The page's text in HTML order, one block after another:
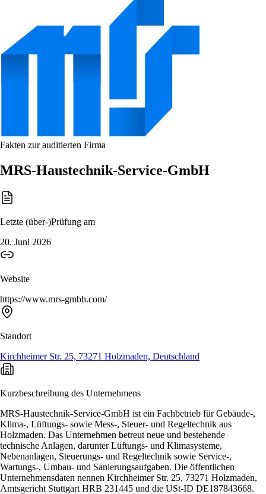
Fakten zur auditierten Firma
MRS-Haustechnik-Service-GmbH
Letzte (über-)Prüfung am
20. Juni 2026
Website
https://www.mrs-gmbh.com/
Standort
Kirchheimer Str. 25, 73271 Holzmaden, Deutschland
Kurzbeschreibung des Unternehmens
MRS-Haustechnik-Service-GmbH ist ein Fachbetrieb für Gebäude-,
Klima-, Lüftungs- sowie Mess-, Steuer- und Regeltechnik aus
Holzmaden. Das Unternehmen betreut neue und bestehende
technische Anlagen, darunter Lüftungs- und Klimasysteme,
Nebenanlagen, Steuerungs- und Regeltechnik sowie Service-,
Wartungs-, Umbau- und Sanierungsaufgaben. Die öffentlichen
Unternehmensdaten nennen Kirchheimer Str. 25, 73271 Holzmaden,
Amtsgericht Stuttgart HRB 231445 und die USt-ID DE187843668.